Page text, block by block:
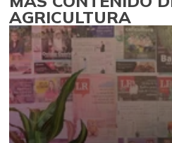
AGRICULTURA